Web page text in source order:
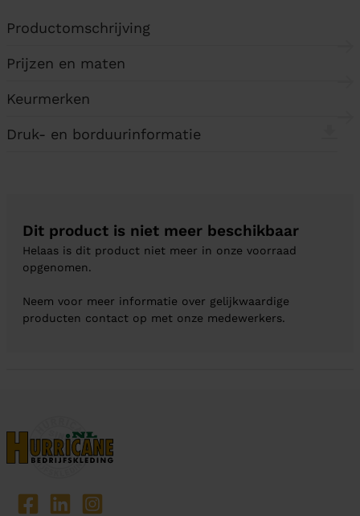
Productomschrijving
Prijzen en maten
Keurmerken
Druk- en borduurinformatie
Dit product is niet meer beschikbaar
Helaas is dit product niet meer in onze voorraad
opgenomen.
Neem voor meer informatie over gelijkwaardige
producten contact op met onze medewerkers.